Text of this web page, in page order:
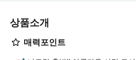
상품소개
매력포인트